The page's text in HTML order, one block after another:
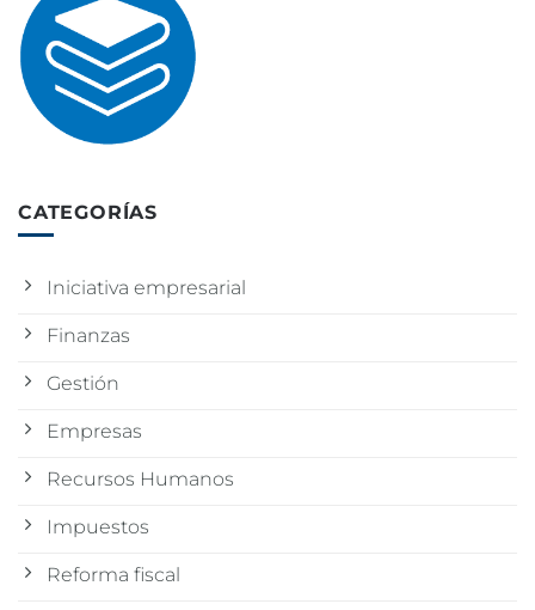
CATEGORÍAS
Iniciativa empresarial
Finanzas
Gestión
Empresas
Recursos Humanos
Impuestos
Reforma fiscal